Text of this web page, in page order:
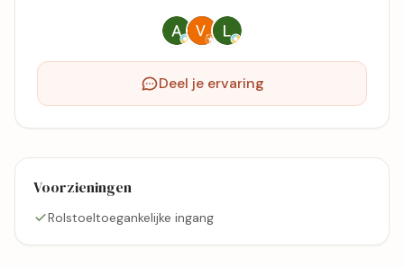
Deel je ervaring
Voorzieningen
Rolstoeltoegankelijke ingang